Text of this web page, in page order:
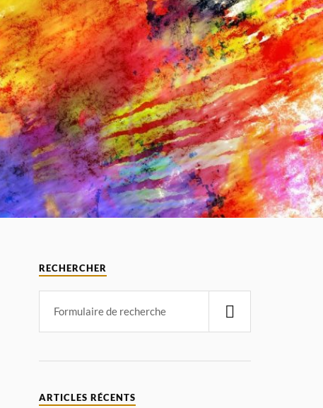
RECHERCHER
ARTICLES RÉCENTS